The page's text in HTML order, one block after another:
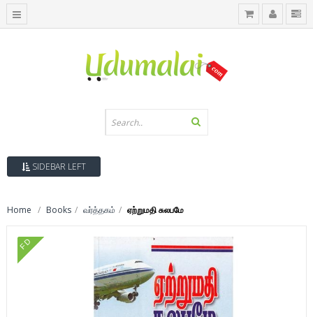
SIDEBAR LEFT
Home Books வர்த்தகம் ஏற்றுமதி சுலபமே
FD